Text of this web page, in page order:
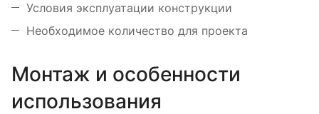
Условия эксплуатации конструкции
Необходимое количество для проекта
Монтаж и особенности
использования